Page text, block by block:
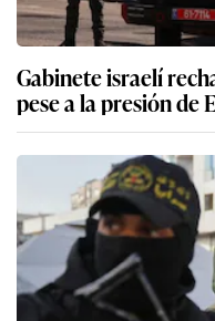
Gabinete israelí
pese a la presión de